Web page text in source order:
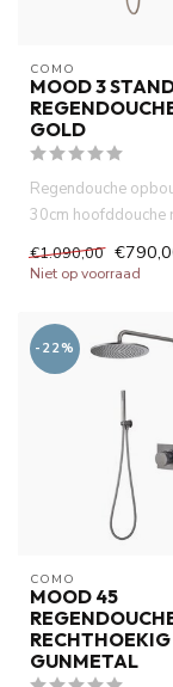
COMO
MOOD 3
GOLD
Regendouche
30cm hoofddouche
douchemengkraa...
€1.090,00
Niet op voorraad
-22%
COMO
MOOD 45
RECHTHOEKIG
GUNMETAL